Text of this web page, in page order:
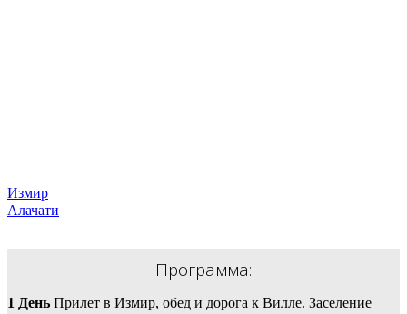
Измир
Алачати
Программа:
1 День Прилет в Измир, обед и дорога к Вилле. Заселение